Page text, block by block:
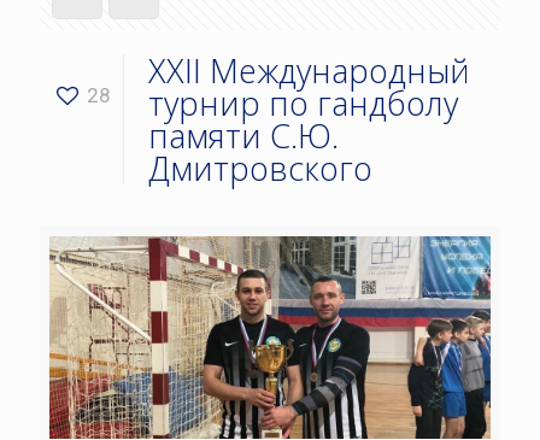
28
XXII Международный
турнир по гандболу
памяти С.Ю.
Дмитровского